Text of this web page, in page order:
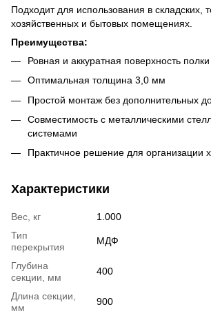
Подходит для использования в складских,
хозяйственных и бытовых помещениях.
Преимущества:
Ровная и аккуратная поверхность полки
Оптимальная толщина 3,0 мм
Простой монтаж без дополнительных
Совместимость с металлическими
системами
Практичное решение для организации
Характеристики
Вес, кг
1.000
Тип
перекрытия
МДФ
Глубина
секции, мм
400
Длина секции,
мм
900